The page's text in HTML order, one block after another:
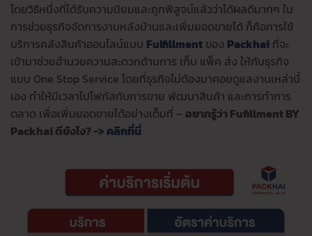
โดยวิธีหนึ่งที่ได้รับความนิยมและถูกพิสูจน์แล้วว่าได้ผลดีมากๆ ใน
การช่วยธุรกิจจัดการงานหลังบ้านและเพิ่มยอดขายได้ ก็คือการใช้
บริการคลังสินค้าออนไลน์แบบ Fulfillment ของ Packhai ที่จะ
เข้ามาช่วยอำนวยความสะดวกด้านการ เก็บ แพ็ค ส่ง ให้กับธุรกิจ
แบบ One Stop Service โดยที่ธุรกิจไม่ต้องมาคอยดูแลงานเหล่านี้
เอง ทำให้มีเวลาไปโฟกัสกับการขาย พัฒนาสินค้า และการทำการ
ตลาด เพื่อเพิ่มยอดขายได้อย่างเต็มที่ – อยากรู้ว่า Fufillment BY
Packhai ดียังไง? -> คลิกที่นี่